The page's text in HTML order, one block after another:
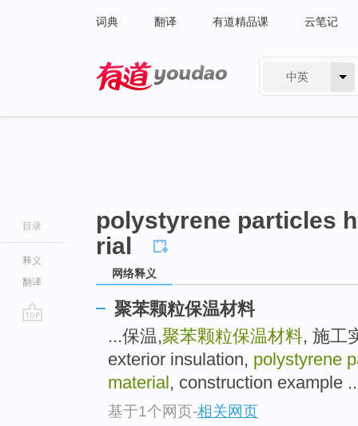
词典 翻译 有道精品课 云笔记
中英
目录
释义
翻译
polystyrene particles
rial
网络释义
聚苯颗粒保温材料
...保温,聚苯颗粒保温材料, 施工
exterior insulation, polystyrene
material , construction example
基于1个网页-相关网页